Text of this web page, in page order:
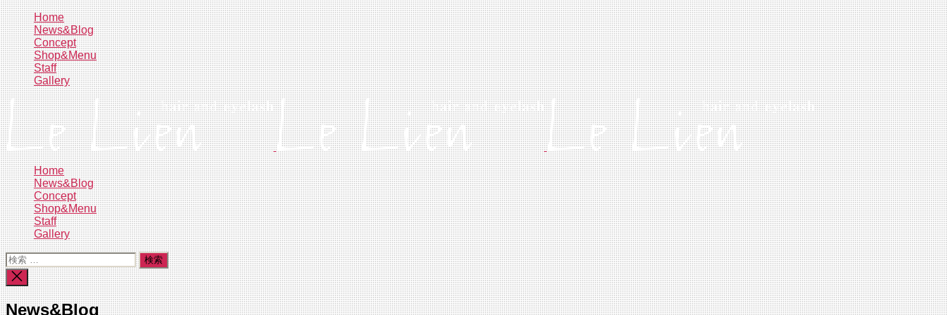
コ
ン
テ
ン
ツ
へ
ス
キ
ッ
プ
Home
News&Blog
Concept
Shop&Menu
Staff
Gallery
Home
News&Blog
Concept
Shop&Menu
Staff
Gallery
検
索
対
象:
検
索
を
News&Blog